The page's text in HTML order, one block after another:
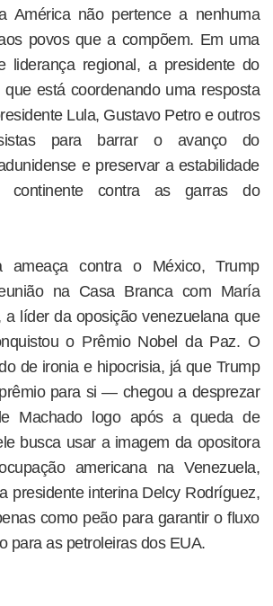
América não pertence a nenhuma
povos que a compõem. Em uma
liderança regional, a presidente do
que está coordenando uma resposta
Lula, Gustavo Petro e outros
para barrar o avanço do
e preservar a estabilidade
continente contra as garras do
ameaça contra o México, Trump
na Casa Branca com María
a líder da oposição venezuelana que
o Prêmio Nobel da Paz. O
de ironia e hipocrisia, já que Trump
para si — chegou a desprezar
Machado logo após a queda de
busca usar a imagem da opositora
americana na Venezuela,
presidente interina Delcy Rodríguez,
como peão para garantir o fluxo
para as petroleiras dos EUA.